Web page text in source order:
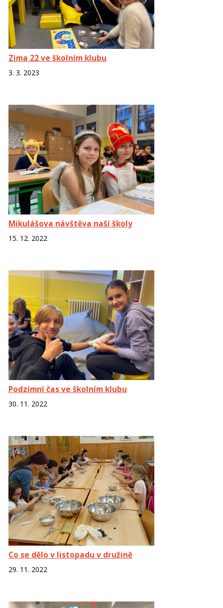
Zima 22 ve školním klubu
3. 3. 2023
Mikulášova návštěva naší školy
15. 12. 2022
Podzimní čas ve školním klubu
30. 11. 2022
Co se dělo v listopadu v družině
29. 11. 2022